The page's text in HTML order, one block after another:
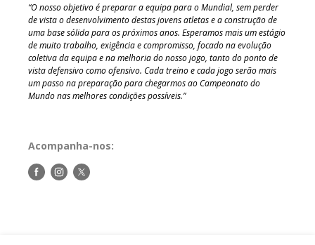
“O nosso objetivo é preparar a equipa para o Mundial, sem perder
de vista o desenvolvimento destas jovens atletas e a construção de
uma base sólida para os próximos anos. Esperamos mais um estágio
de muito trabalho, exigência e compromisso, focado na evolução
coletiva da equipa e na melhoria do nosso jogo, tanto do ponto de
vista defensivo como ofensivo. Cada treino e cada jogo serão mais
um passo na preparação para chegarmos ao Campeonato do
Mundo nas melhores condições possíveis.”
Acompanha-nos:
Siga-Siga-Siga-